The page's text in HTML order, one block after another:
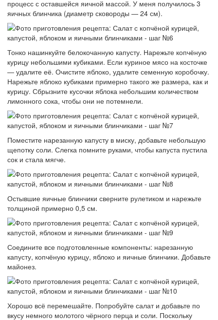
процесс с оставшейся яичной массой. У меня получилось 3
яичных блинчика (диаметр сковороды — 24 см).
Тонко нашинкуйте белокочанную капусту. Нарежьте копчёную
курицу небольшими кубиками. Если куриное мясо на косточке
— удалите её. Очистите яблоко, удалите семенную коробочку.
Нарежьте яблоко кубиками примерно такого же размера, как и
курицу. Сбрызните кусочки яблока небольшим количеством
лимонного сока, чтобы они не потемнели.
Поместите нарезанную капусту в миску, добавьте небольшую
щепотку соли. Слегка помните руками, чтобы капуста пустила
сок и стала мягче.
Остывшие яичные блинчики сверните рулетиком и нарежьте
толщиной примерно 0,5 см.
Соедините все подготовленные компоненты: нарезанную
капусту, копчёную курицу, яблоко и яичные блинчики. Добавьте
майонез.
Хорошо всё перемешайте. Попробуйте салат и добавьте по
вкусу немного молотого чёрного перца и соли. Поскольку